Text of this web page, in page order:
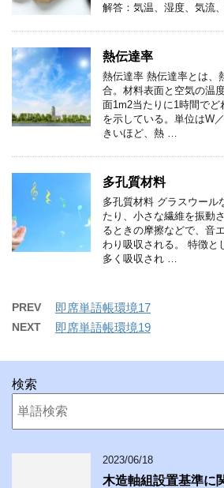
解答：気温、湿度、気流
熱伝達率
熱伝達率 熱伝達率とは、
合。材料表面と空気の温
面1m2当たりに1時間で
を示している。単位はW
きいほど、熱 …
多孔質材料
多孔質材料 グラスウール
たり、小さな繊維を振動
るときの摩擦などで、音
わり吸収される。 特徴と
多く吸収され …
PREV 即席単語帳環境17
NEXT 即席単語帳環境19
検索
2023/06/18
木造軸組設置基準に